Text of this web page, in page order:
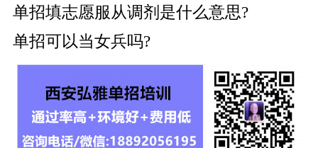
单招填志愿服从调剂是什么意思?
单招可以当女兵吗?